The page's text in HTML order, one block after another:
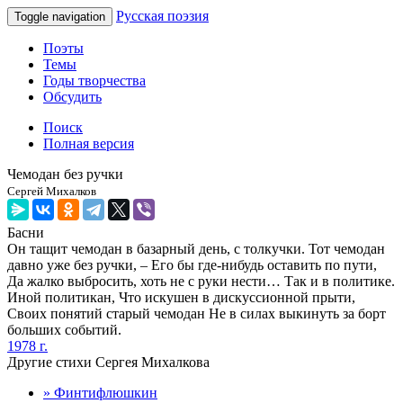
Toggle navigation Русская поэзия
Поэты
Темы
Годы творчества
Обсудить
Поиск
Полная версия
Чемодан без ручки
Сергей Михалков
Басни
Он тащит чемодан в базарный день, с толкучки. Тот чемодан
давно уже без ручки, – Его бы где-нибудь оставить по пути,
Да жалко выбросить, хоть не с руки нести… Так и в политике.
Иной политикан, Что искушен в дискуссионной прыти,
Своих понятий старый чемодан Не в силах выкинуть за борт
больших событий.
1978 г.
Другие стихи Сергея Михалкова
» Финтифлюшкин